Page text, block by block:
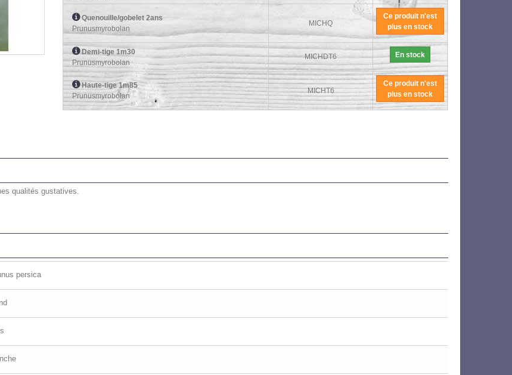
Quenouille/gobelet 2ans
Prunusmyrobolan
MICHQ
Ce produit n'est
plus en stock
Demi-tige 1m30
Prunusmyrobolan
MICHDT6 En stock
Haute-tige 1m85
Prunusmyrobolan
MICHT6
Ce produit n'est
plus en stock
qualités gustatives.
persica